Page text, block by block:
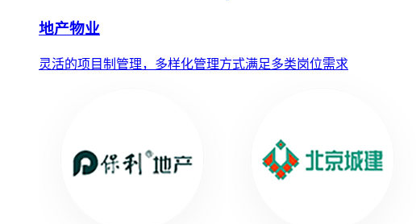
地产物业
灵活的项目制管理，多样化管理方式满足多类岗位需求